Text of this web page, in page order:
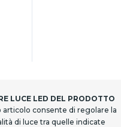
LUCE LED DEL PRODOTTO
articolo consente di regolare la
di luce tra quelle indicate